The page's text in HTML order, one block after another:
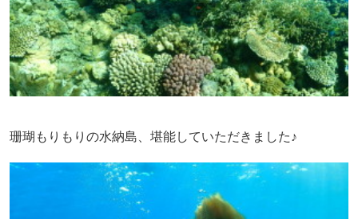
珊瑚もりもりの水納島、堪能していただきました♪